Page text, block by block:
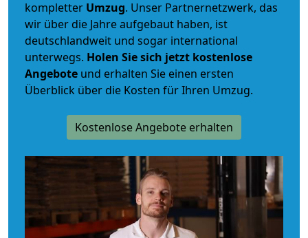
kompletter Umzug. Unser Partnernetzwerk, das
wir über die Jahre aufgebaut haben, ist
deutschlandweit und sogar international
unterwegs. Holen Sie sich jetzt kostenlose
Angebote und erhalten Sie einen ersten
Überblick über die Kosten für Ihren Umzug.
Kostenlose Angebote erhalten